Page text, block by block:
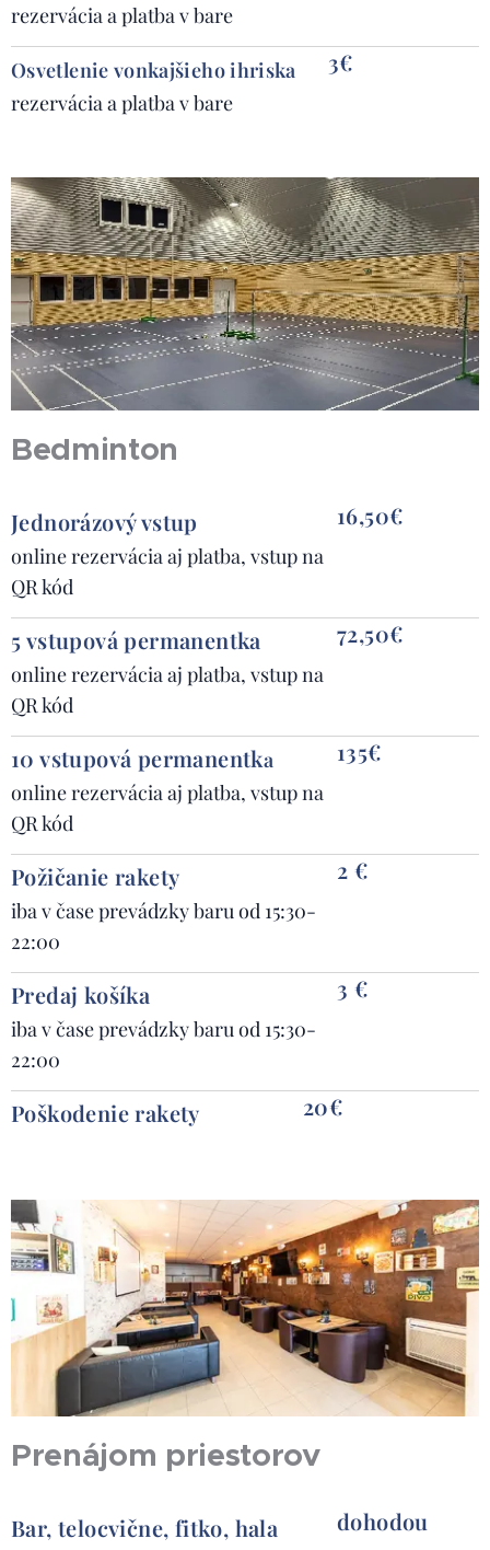
rezervácia a platba v bare
Osvetlenie vonkajšieho ihriska
rezervácia a platba v bare
3€
Bedminton
Jednorázový vstup
online rezervácia aj platba, vstup na
QR kód
16,50€
5 vstupová permanentka
online rezervácia aj platba, vstup na
QR kód
72,50€
10 vstupová permanentka
online rezervácia aj platba, vstup na
QR kód
135€
Požičanie rakety
iba v čase prevádzky baru od 15:30-
22:00
2 €
Predaj košíka
iba v čase prevádzky baru od 15:30-
22:00
3 €
Poškodenie rakety 20€
Prenájom priestorov
Bar, telocvične, fitko, hala dohodou